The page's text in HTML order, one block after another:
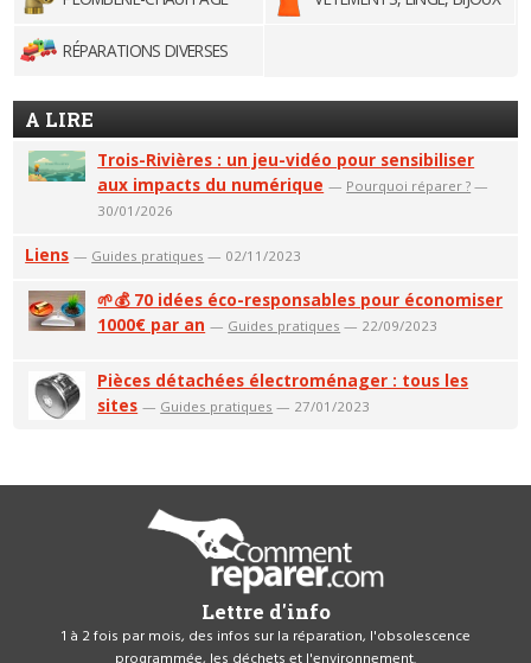
RÉPARATIONS DIVERSES
A LIRE
Trois-Rivières : un jeu-vidéo pour sensibiliser
aux impacts du numérique — Pourquoi réparer ? —
30/01/2026
Liens — Guides pratiques — 02/11/2023
🌱💰 70 idées éco-responsables pour économiser
1000€ par an — Guides pratiques — 22/09/2023
Pièces détachées électroménager : tous les
sites — Guides pratiques — 27/01/2023
Lettre d'info
1 à 2 fois par mois, des infos sur la réparation, l'obsolescence